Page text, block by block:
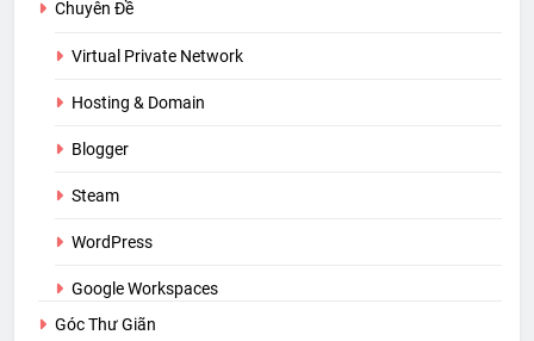
Chuyên Đề
Virtual Private Network
Hosting & Domain
Blogger
Steam
WordPress
Google Workspaces
Góc Thư Giãn